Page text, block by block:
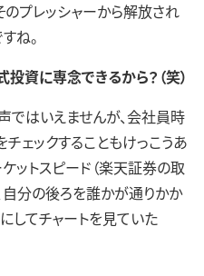
のプレッシャーから解放され
ね。
資に専念できるから？（笑）
はいえませんが、会社員時
ェックすることもけっこうあ
ットスピード（楽天証券の取
自分の後ろを誰かが通りかか
してチャートを見ていた